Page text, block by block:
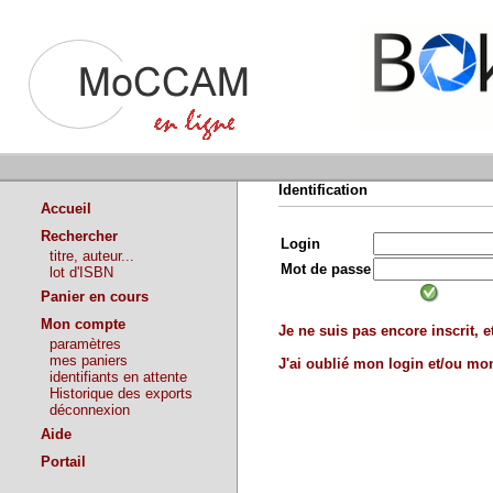
Accueil
Rechercher
titre, auteur...
lot d'ISBN
Panier en cours
Mon compte
paramètres
mes paniers
identifiants en attente
Historique des exports
déconnexion
Aide
Portail
Identification
Login
Mot de passe
Je ne suis pas encore inscrit,
J'ai oublié mon login et/ou